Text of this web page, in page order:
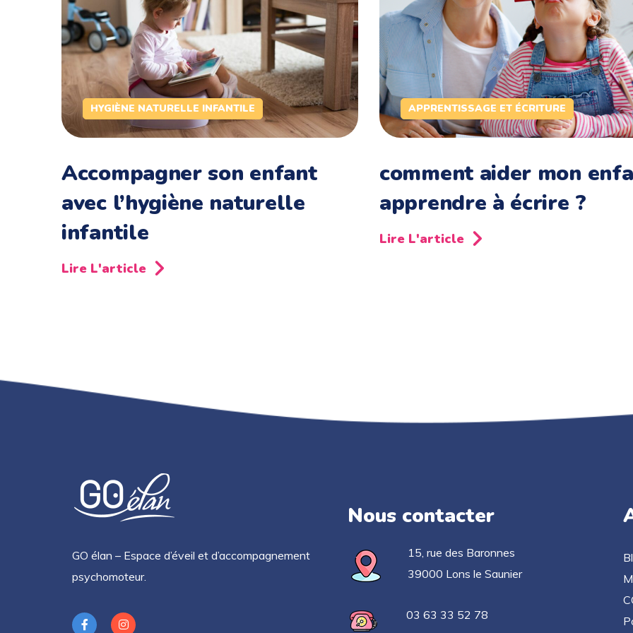
HYGIÈNE NATURELLE INFANTILE
Accompagner son enfant
avec l’hygiène naturelle
infantile
Lire L'article
APPRENTISSAGE ET ÉCRITURE
comment aider mon
apprendre à écrire ?
Lire L'article
GO élan – Espace d’éveil et d’accompagnement
psychomoteur.
Nous contacter
15, rue des Baronnes
39000 Lons le Saunier
03 63 33 52 78